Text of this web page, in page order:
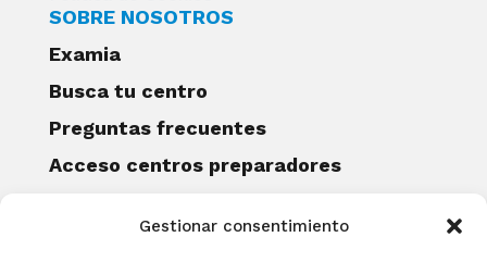
Gestionar consentimiento
SOBRE NOSOTROS
Examia
Busca tu centro
Preguntas frecuentes
Acceso centros preparadores
Becas Examia